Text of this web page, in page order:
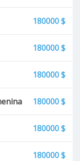
180000 $
180000 $
180000 $
180000 $
180000 $
180000 $